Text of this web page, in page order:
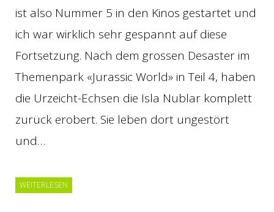
ist also Nummer 5 in den Kinos gestartet und
ich war wirklich sehr gespannt auf diese
Fortsetzung. Nach dem grossen Desaster im
Themenpark «Jurassic World» in Teil 4, haben
die Urzeicht-Echsen die Isla Nublar komplett
zurück erobert. Sie leben dort ungestört
und…
WEITERLESEN